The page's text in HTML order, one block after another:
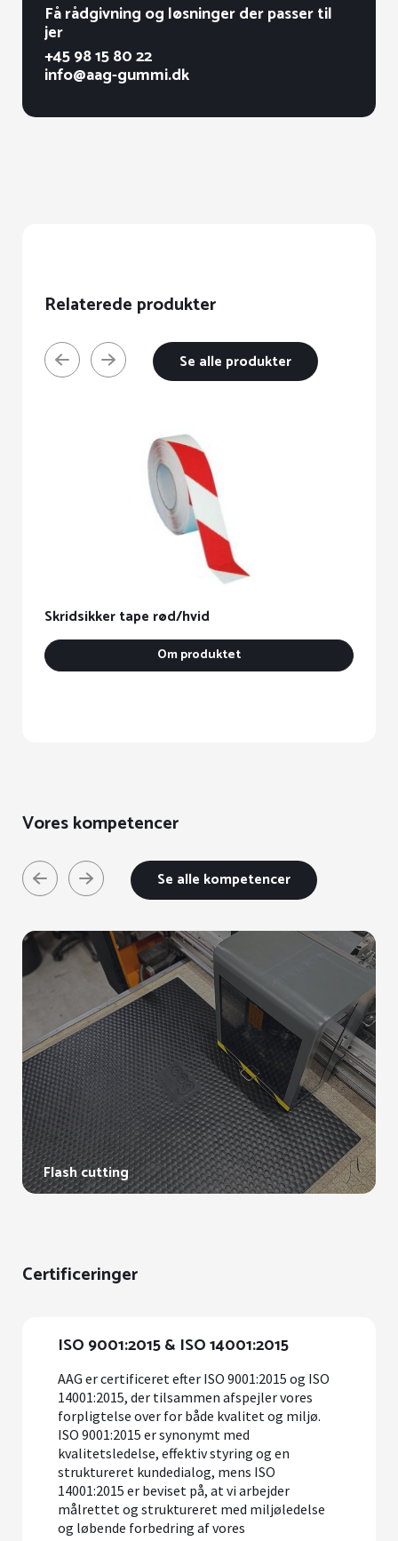
Få rådgivning og løsninger der passer til
jer
+45 98 15 80 22
info@aag-gummi.dk
Relaterede produkter
Se alle produkter
Skridsikker tape rød/hvid
Om produktet
Vores kompetencer
Se alle kompetencer
Flash cutting
Certificeringer
ISO 9001:2015 & ISO 14001:2015
AAG er certificeret efter ISO 9001:2015 og ISO
14001:2015, der tilsammen afspejler vores
forpligtelse over for både kvalitet og miljø.
ISO 9001:2015 er synonymt med
kvalitetsledelse, effektiv styring og en
struktureret kundedialog, mens ISO
14001:2015 er beviset på, at vi arbejder
målrettet og struktureret med miljøledelse
og løbende forbedring af vores